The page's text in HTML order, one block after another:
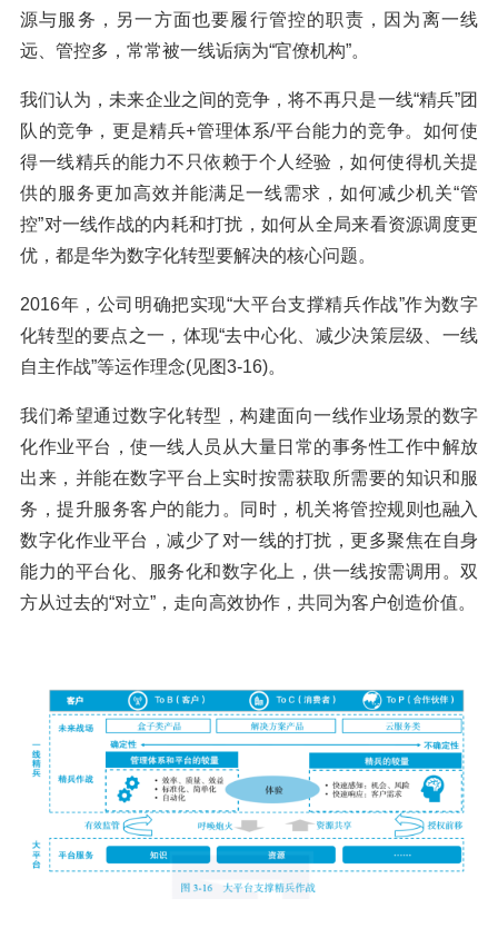
源与服务，另一方面也要履行管控的职责，因为离一线
远、管控多，常常被一线诟病为“官僚机构”。
我们认为，未来企业之间的竞争，将不再只是一线“精兵”团
队的竞争，更是精兵+管理体系/平台能力的竞争。如何使
得一线精兵的能力不只依赖于个人经验，如何使得机关提
供的服务更加高效并能满足一线需求，如何减少机关“管
控”对一线作战的内耗和打扰，如何从全局来看资源调度更
优，都是华为数字化转型要解决的核心问题。
2016年，公司明确把实现“大平台支撑精兵作战”作为数字
化转型的要点之一，体现“去中心化、减少决策层级、一线
自主作战”等运作理念(见图3-16)。
我们希望通过数字化转型，构建面向一线作业场景的数字
化作业平台，使一线人员从大量日常的事务性工作中解放
出来，并能在数字平台上实时按需获取所需要的知识和服
务，提升服务客户的能力。同时，机关将管控规则也融入
数字化作业平台，减少了对一线的打扰，更多聚焦在自身
能力的平台化、服务化和数字化上，供一线按需调用。双
方从过去的“对立”，走向高效协作，共同为客户创造价值。